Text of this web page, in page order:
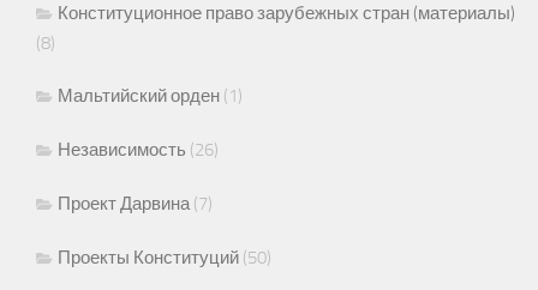
Конституционное право зарубежных стран (материалы)
(8)
Мальтийский орден (1)
Независимость (26)
Проект Дарвина(7)
Проекты Конституций (50)